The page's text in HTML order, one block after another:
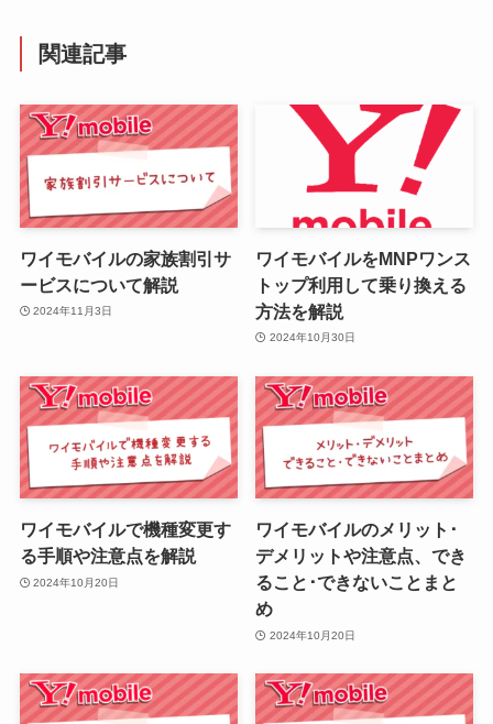
関連記事
ワイモバイルの家族割引サ
ービスについて解説
2024年11月3日
ワイモバイルをMNPワンス
トップ利用して乗り換える
方法を解説
2024年10月30日
ワイモバイルで機種変更す
る手順や注意点を解説
2024年10月20日
ワイモバイルのメリット･
デメリットや注意点、でき
ること･できないことまと
め
2024年10月20日